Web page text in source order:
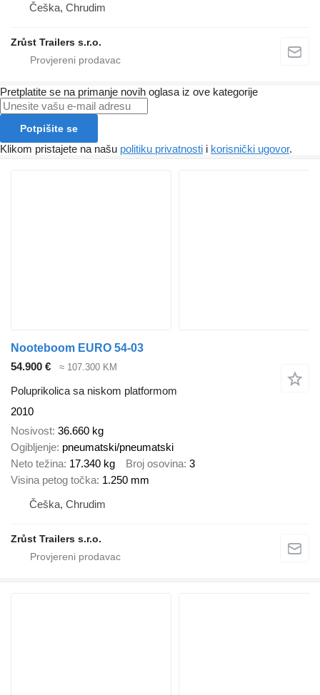
Češka, Chrudim
Zrůst Trailers s.r.o.
Pretplatite se na primanje novih oglasa iz ove kategorije
Potpišite se
Klikom pristajete na našu politiku privatnosti i korisnički ugovor.
Nooteboom EURO 54-03
54.900 €
≈ 107.300 KM
Poluprikolica sa niskom platformom
2010
Nosivost 36.660 kg
Ogibljenje pneumatski/pneumatski
Neto težina 17.340 kg Broj osovina 3
Visina petog točka 1.250 mm
Češka, Chrudim
Zrůst Trailers s.r.o.